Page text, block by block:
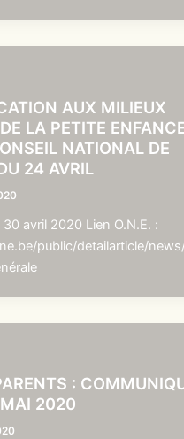
AUX MILIEUX
LA PETITE
NATIONAL DE
24 AVRIL
avril 2020 Lien O.N.E. :
public/detailarticle/
:
2020